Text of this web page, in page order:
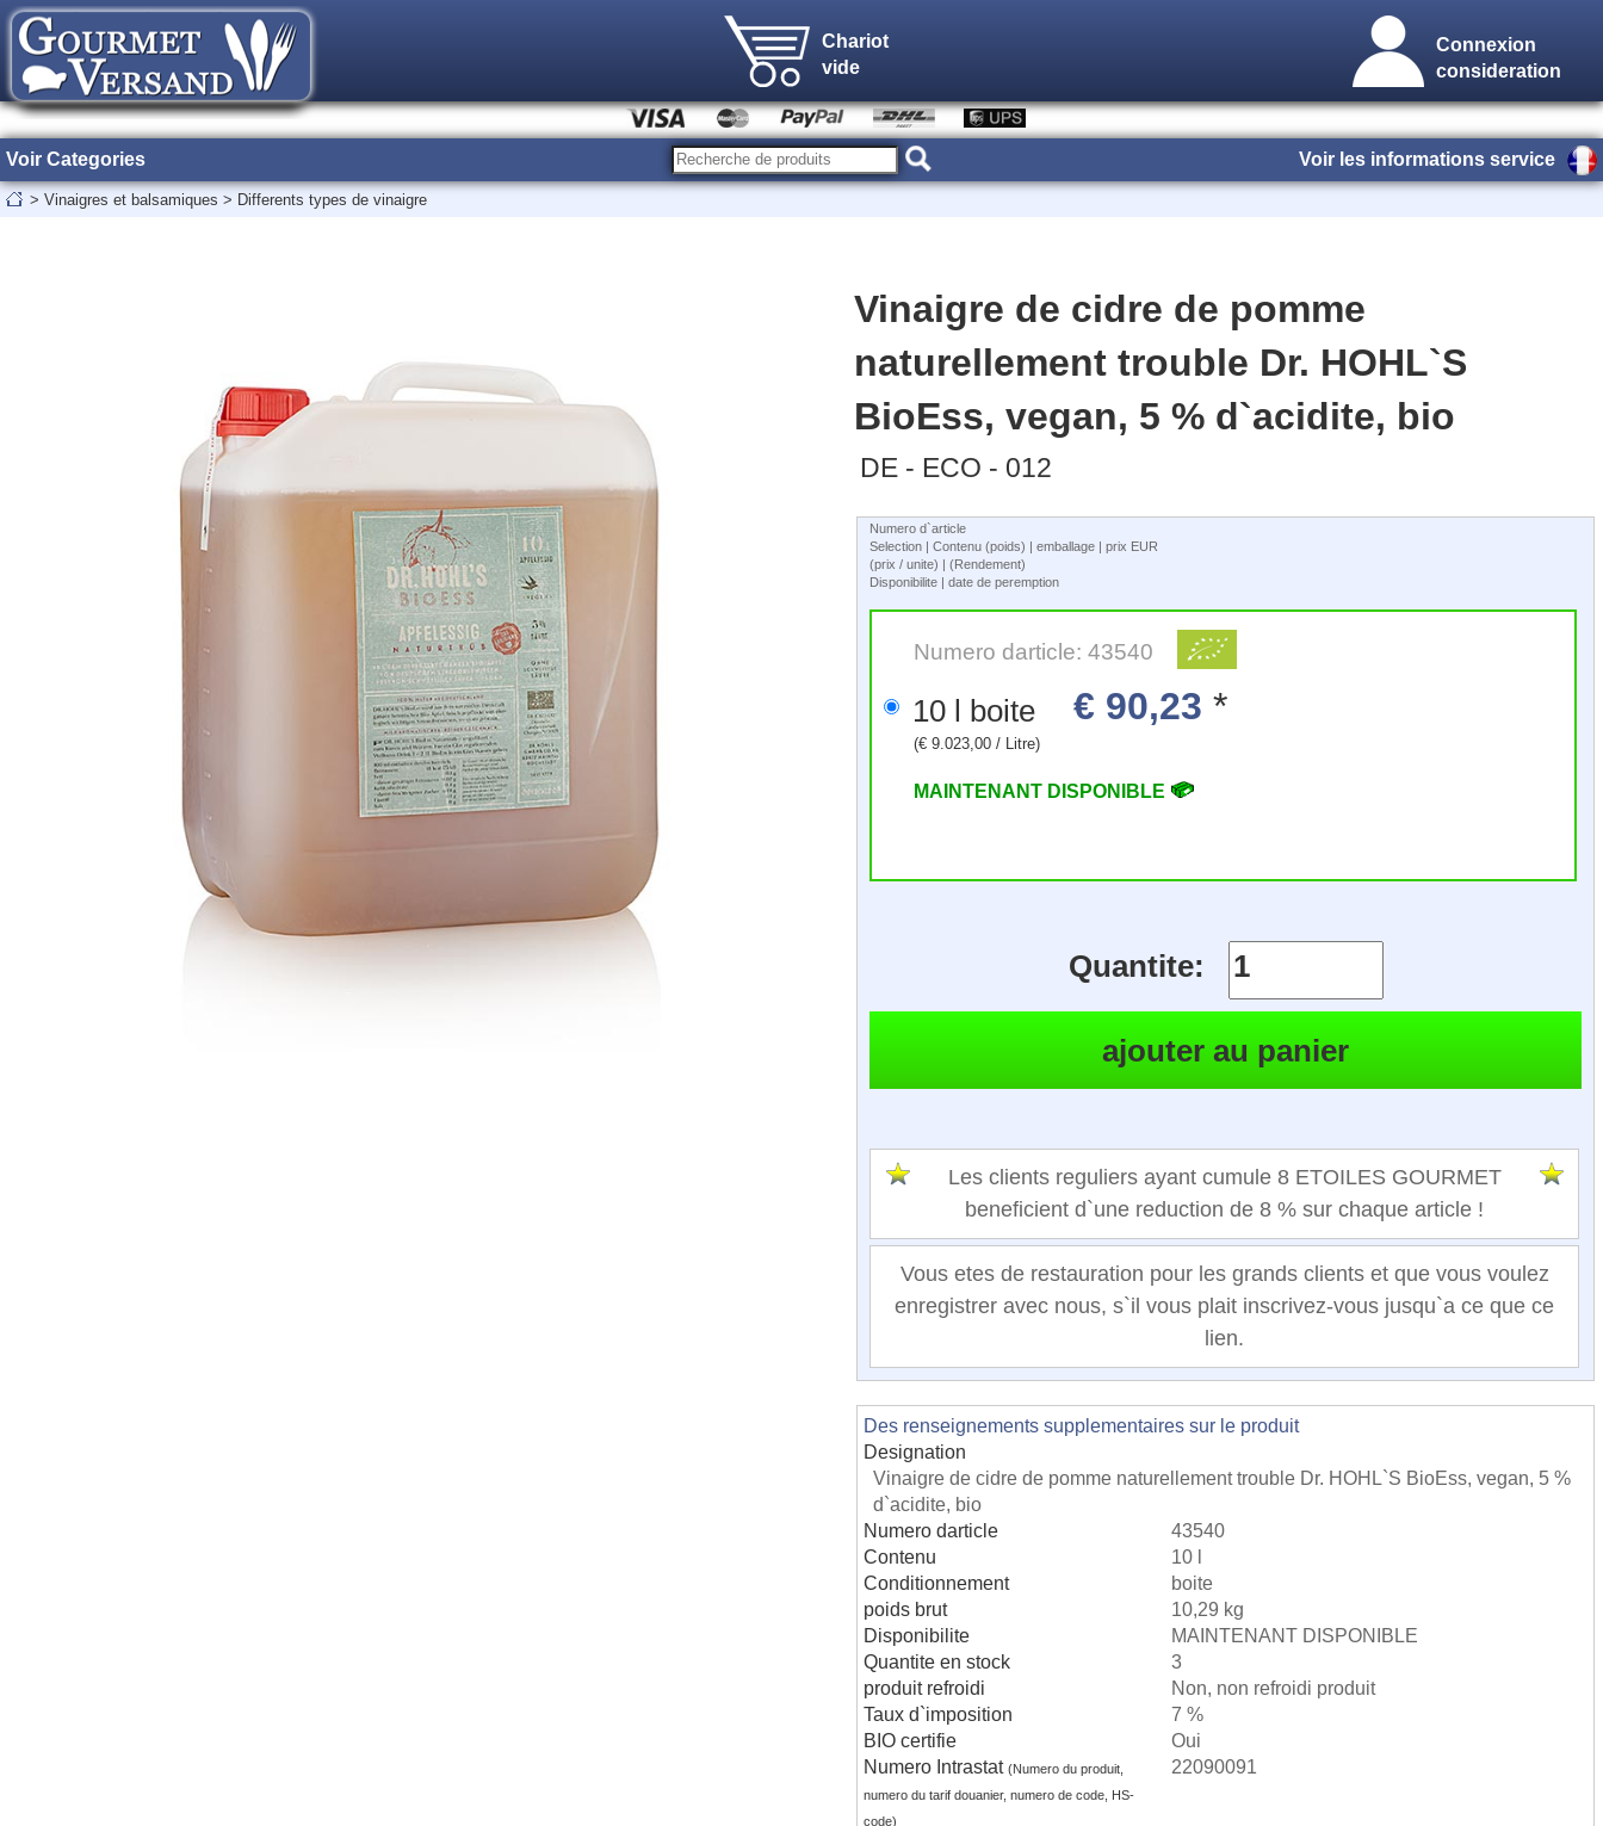
Chariot
vide
Connexion
consideration
Voir Categories Voir les informations service
> Vinaigres et balsamiques > Differents types de vinaigre
Vinaigre de cidre de pomme
naturellement trouble Dr. HOHL`S
BioEss, vegan, 5 % d`acidite, bio
DE - ECO - 012
Numero d`article
Selection | Contenu (poids) | emballage | prix EUR
(prix / unite) | (Rendement)
Disponibilite | date de peremption
Numero darticle: 43540
10 l boite € 90,23 *
(€ 9.023,00 / Litre)
MAINTENANT DISPONIBLE
Quantite:
Les clients reguliers ayant cumule 8 ETOILES GOURMET
beneficient d`une reduction de 8 % sur chaque article !
Vous etes de restauration pour les grands clients et que vous voulez
enregistrer avec nous, s`il vous plait inscrivez-vous jusqu`a ce que ce
lien.
Des renseignements supplementaires sur le produit
Designation
Vinaigre de cidre de pomme naturellement trouble Dr. HOHL`S BioEss, vegan, 5 %
d`acidite, bio
Numero darticle
43540
Contenu
10 l
Conditionnement
boite
poids brut
10,29 kg
Disponibilite
MAINTENANT DISPONIBLE
Quantite en stock
3
produit refroidi
Non, non refroidi produit
Taux d`imposition
7 %
BIO certifie
Oui
Numero Intrastat(Numero du produit,
numero du tarif douanier, numero de code, HS-
code)
22090091